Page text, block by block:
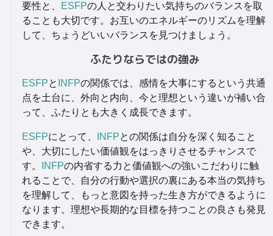
要性と、
ESFPの人と交わりたい気持ちのバランスを取
ることも大切です。お互いのエネルギーのリズムを理解
して、ちょうどいいバランスを見つけましょう。
ふたりならではの強み
ESFPと INFPの関係では、感情を大事にするという共通
点を土台に、外向と内向、今と理想という違いが補い合
って、ふたりとも大きく成長できます。
ESFPにとって、 INFPとの関係は自分を深く知ること
や、大切にしたい価値観をはっきりさせるチャンスで
す。
INFPの内省する力と価値観への強いこだわりに触
れることで、自分の行動や選択の裏にある本当の気持ち
を理解して、もっと意図を持った生き方ができるように
なります。理想や長期的な目標を持つことの良さも発見
できます。